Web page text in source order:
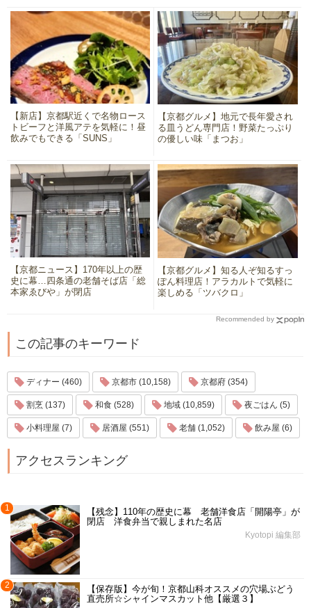
【新店】京都駅近くで名物ロース
トビーフと洋風アテを気軽に！昼
飲みでもできる「SUNS」
【京都グルメ】地元で長年愛され
る皿うどん専門店！野菜たっぷり
の優しい味「まつお」
【京都ニュース】170年以上の歴
史に幕…四条通の老舗そば店「総
本家ゑびや」が閉店
【京都グルメ】知る人ぞ知るすっ
ぽん料理店！アラカルトで気軽に
楽しめる「ツバクロ」
Recommended by
この記事のキーワード
ディナー (460) 京都市 (10,158) 京都府 (354)
割烹 (137) 和食 (528) 地域 (10,859) 夜ごはん (5)
小料理屋 (7) 居酒屋 (551) 老舗 (1,052) 飲み屋 (6)
アクセスランキング
1
【残念】110年の歴史に幕 老舗洋食店「開陽亭」が
閉店 洋食弁当で親しまれた名店
Kyotopi 編集部
2
【保存版】今が旬！京都山科オススメの穴場ぶどう
直売所☆シャインマスカット他【厳選３】